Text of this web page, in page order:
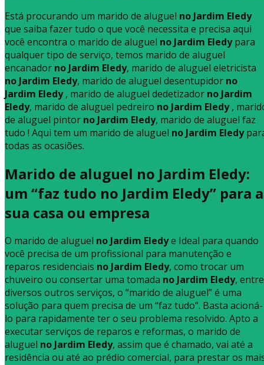
Está procurando um marido de aluguel no Jardim Eledy
que saiba fazer tudo o que você necessita e precisa aqui
você encontra o marido de aluguel no Jardim Eledypara
qualquer tipo de serviço, temos marido de aluguel
encanador no Jardim Eledy, marido de aluguel eletricista
no Jardim Eledy, marido de aluguel desentupidor no
Jardim Eledy, marido de aluguel dedetizador no Jardim
Eledy, marido de aluguel pedreiro no Jardim Eledy,
de aluguel pintor no Jardim Eledy, marido de aluguel faz
tudo ! Aqui tem um marido de aluguel no Jardim Eledy
todas as ocasiões.
Marido de aluguel no Jardim Eledy:
um “faz tudo no Jardim Eledy” para a
sua casa ou empresa
O marido de aluguel no Jardim Eledye Ideal para quando
você precisa de um profissional para manutenção e
reparos residenciais no Jardim Eledy, como trocar um
chuveiro ou consertar uma tomada no Jardim Eledy, entre
diversos outros serviços, o “marido de aluguel” é uma
solução para quem precisa de um “faz tudo”. Basta acioná-
lo para rapidamente ter o seu problema resolvido. Apto a
executar serviços de reparos e reformas, o marido de
aluguel no Jardim Eledy, assim que é chamado, vai até a
residência ou até ao prédio comercial, para prestar os